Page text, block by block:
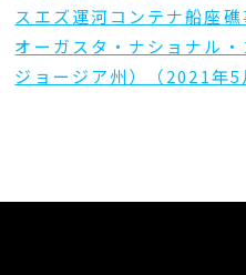
スエズ運河コンテナ船座礁
オーガスタ・ナショナル
ジョージア州）（2021年5